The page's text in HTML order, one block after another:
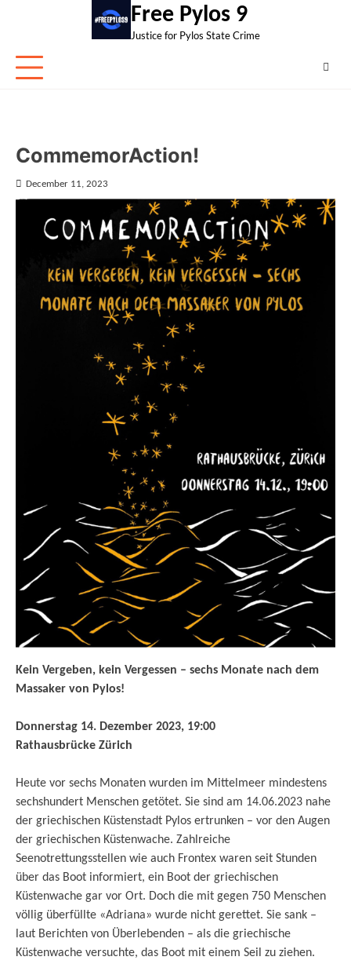
Free Pylos 9
Justice for Pylos State Crime
CommemorAction!
December 11, 2023
Kein Vergeben, kein Vergessen – sechs Monate nach dem
Massaker von Pylos!
Donnerstag 14. Dezember 2023, 19:00
Rathausbrücke Zürich
Heute vor sechs Monaten wurden im Mittelmeer mindestens
sechshundert Menschen getötet. Sie sind am 14.06.2023 nahe
der griechischen Küstenstadt Pylos ertrunken – vor den Augen
der griechischen Küstenwache. Zahlreiche
Seenotrettungsstellen wie auch Frontex waren seit Stunden
über das Boot informiert, ein Boot der griechischen
Küstenwache gar vor Ort. Doch die mit gegen 750 Menschen
völlig überfüllte «Adriana» wurde nicht gerettet. Sie sank –
laut Berichten von Überlebenden – als die griechische
Küstenwache versuchte, das Boot mit einem Seil zu ziehen.